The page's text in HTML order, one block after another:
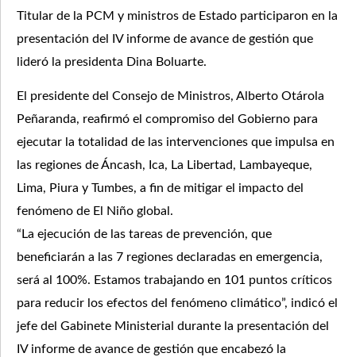
Titular de la PCM y ministros de Estado participaron en la
presentación del IV informe de avance de gestión que
lideró la presidenta Dina Boluarte.
El presidente del Consejo de Ministros, Alberto Otárola
Peñaranda, reafirmó el compromiso del Gobierno para
ejecutar la totalidad de las intervenciones que impulsa en
las regiones de Áncash, Ica, La Libertad, Lambayeque,
Lima, Piura y Tumbes, a fin de mitigar el impacto del
fenómeno de El Niño global.
“La ejecución de las tareas de prevención, que
beneficiarán a las 7 regiones declaradas en emergencia,
será al 100%. Estamos trabajando en 101 puntos críticos
para reducir los efectos del fenómeno climático”, indicó el
jefe del Gabinete Ministerial durante la presentación del
IV informe de avance de gestión que encabezó la